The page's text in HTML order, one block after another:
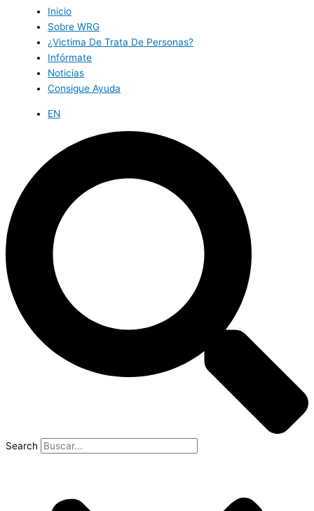
Inicio
Sobre WRG
¿Victima De Trata De Personas?
Infórmate
Noticias
Consigue Ayuda
EN
Search